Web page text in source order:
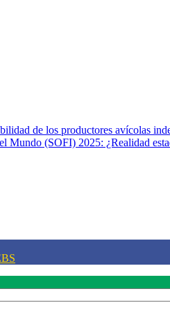
de los productores avícolas
Mundo (SOFI) 2025: ¿Realidad